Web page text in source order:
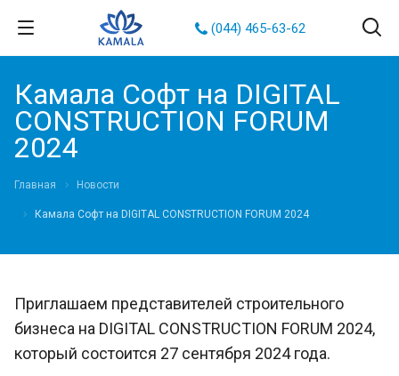
(044) 465-63-62
Камала Софт на DIGITAL
CONSTRUCTION FORUM
2024
Главная Новости
Камала Софт на DIGITAL CONSTRUCTION FORUM 2024
Приглашаем представителей строительного
бизнеса на DIGITAL CONSTRUCTION FORUM 2024,
который состоится 27 сентября 2024 года.